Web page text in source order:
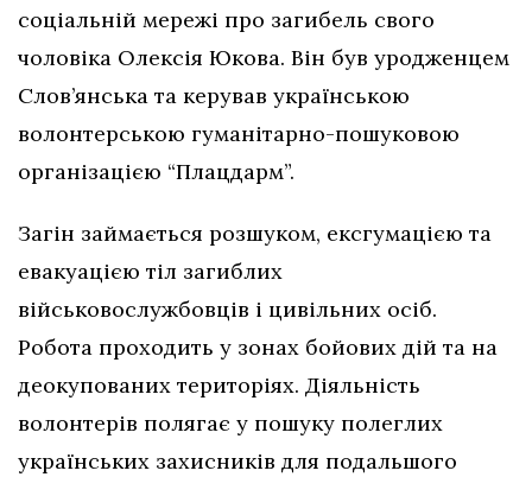
соціальній мережі про загибель свого
чоловіка Олексія Юкова. Він був уродженцем
Слов’янська та керував українською
волонтерською гуманітарно-пошуковою
організацією “Плацдарм”.
Загін займається розшуком, ексгумацією та
евакуацією тіл загиблих
військовослужбовців і цивільних осіб.
Робота проходить у зонах бойових дій та на
деокупованих територіях. Діяльність
волонтерів полягає у пошуку полеглих
українських захисників для подальшого